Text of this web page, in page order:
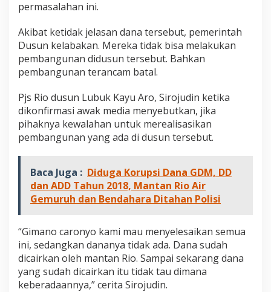
permasalahan ini.
Akibat ketidak jelasan dana tersebut, pemerintah
Dusun kelabakan. Mereka tidak bisa melakukan
pembangunan didusun tersebut. Bahkan
pembangunan terancam batal.
Pjs Rio dusun Lubuk Kayu Aro, Sirojudin ketika
dikonfirmasi awak media menyebutkan, jika
pihaknya kewalahan untuk merealisasikan
pembangunan yang ada di dusun tersebut.
Baca Juga : Diduga Korupsi Dana GDM, DD
dan ADD Tahun 2018, Mantan Rio Air
Gemuruh dan Bendahara Ditahan Polisi
“Gimano caronyo kami mau menyelesaikan semua
ini, sedangkan dananya tidak ada. Dana sudah
dicairkan oleh mantan Rio. Sampai sekarang dana
yang sudah dicairkan itu tidak tau dimana
keberadaannya,” cerita Sirojudin.